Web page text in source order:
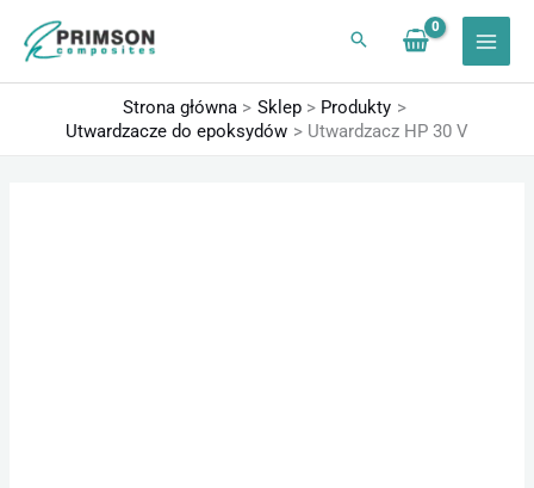
treści
Strona główna
Sklep
Produkty
Utwardzacze do epoksydów
Utwardzacz HP 30 V